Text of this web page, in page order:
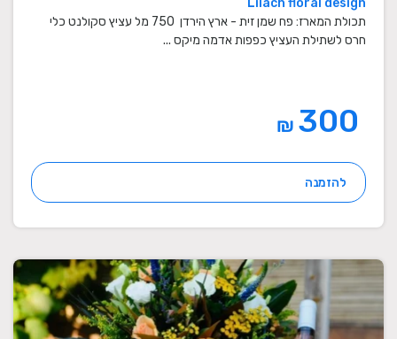
תכולת המארז: פח שמן זית - ארץ הירדן 750 מל עציץ סקולנט כלי
חרס לשתילת העציץ כפפות אדמה מיקס ...
₪
להזמנה